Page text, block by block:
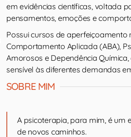
em evidências científicas, voltada
pensamentos, emoções e
Possui cursos de aperfeiçoamento
Comportamento Aplicada (ABA),
Amorosos e Dependência
sensível às diferentes demandas
SOBRE MIM
A psicoterapia, para mim, é um
de novos caminhos.